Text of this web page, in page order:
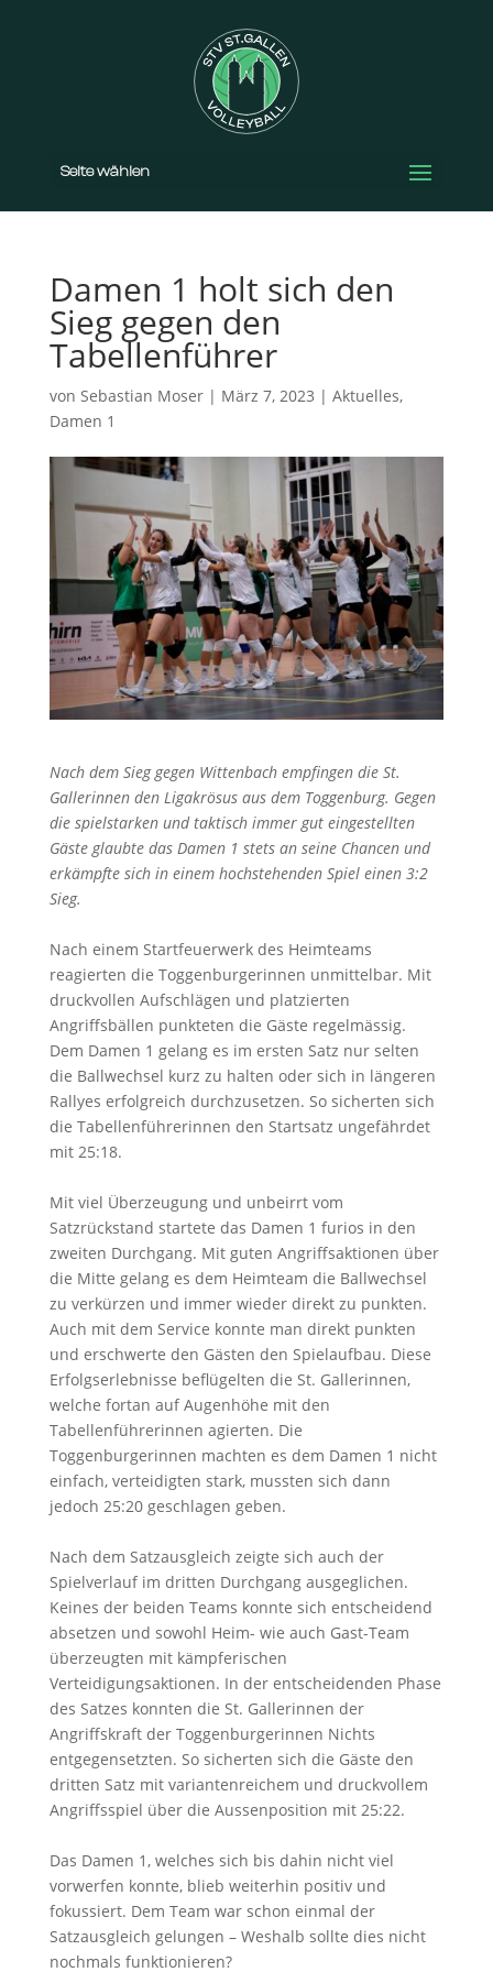
Seite wählen
Damen 1 holt sich den
Sieg gegen den
Tabellenführer
von Sebastian Moser| März 7, 2023 | Aktuelles,
Damen 1
Nach dem Sieg gegen Wittenbach empfingen die St.
Gallerinnen den Ligakrösus aus dem Toggenburg. Gegen
die spielstarken und taktisch immer gut eingestellten
Gäste glaubte das Damen 1 stets an seine Chancen und
erkämpfte sich in einem hochstehenden Spiel einen 3:2
Sieg.
Nach einem Startfeuerwerk des Heimteams
reagierten die Toggenburgerinnen unmittelbar. Mit
druckvollen Aufschlägen und platzierten
Angriffsbällen punkteten die Gäste regelmässig.
Dem Damen 1 gelang es im ersten Satz nur selten
die Ballwechsel kurz zu halten oder sich in längeren
Rallyes erfolgreich durchzusetzen. So sicherten sich
die Tabellenführerinnen den Startsatz ungefährdet
mit 25:18.
Mit viel Überzeugung und unbeirrt vom
Satzrückstand startete das Damen 1 furios in den
zweiten Durchgang. Mit guten Angriffsaktionen über
die Mitte gelang es dem Heimteam die Ballwechsel
zu verkürzen und immer wieder direkt zu punkten.
Auch mit dem Service konnte man direkt punkten
und erschwerte den Gästen den Spielaufbau. Diese
Erfolgserlebnisse beflügelten die St. Gallerinnen,
welche fortan auf Augenhöhe mit den
Tabellenführerinnen agierten. Die
Toggenburgerinnen machten es dem Damen 1 nicht
einfach, verteidigten stark, mussten sich dann
jedoch 25:20 geschlagen geben.
Nach dem Satzausgleich zeigte sich auch der
Spielverlauf im dritten Durchgang ausgeglichen.
Keines der beiden Teams konnte sich entscheidend
absetzen und sowohl Heim- wie auch Gast-Team
überzeugten mit kämpferischen
Verteidigungsaktionen. In der entscheidenden Phase
des Satzes konnten die St. Gallerinnen der
Angriffskraft der Toggenburgerinnen Nichts
entgegensetzten. So sicherten sich die Gäste den
dritten Satz mit variantenreichem und druckvollem
Angriffsspiel über die Aussenposition mit 25:22.
Das Damen 1, welches sich bis dahin nicht viel
vorwerfen konnte, blieb weiterhin positiv und
fokussiert. Dem Team war schon einmal der
Satzausgleich gelungen – Weshalb sollte dies nicht
nochmals funktionieren?